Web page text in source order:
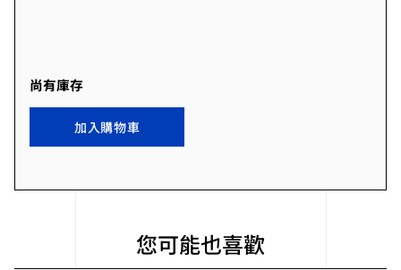
尚有庫存
加入購物車
您可能也喜歡